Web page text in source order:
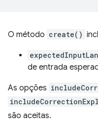
O método create()
de entrada
As opções
são aceitas.